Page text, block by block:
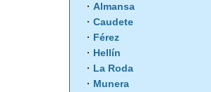
Almansa
Caudete
Férez
Hellín
La Roda
Munera